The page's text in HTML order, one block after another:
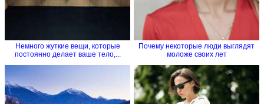
Немного жуткие вещи, которые
постоянно делает ваше тело,...
Почему некоторые люди выглядят
моложе своих лет